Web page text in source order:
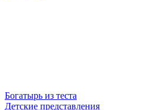
Богатырь из теста
Детские представления